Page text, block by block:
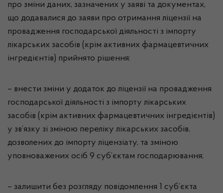
про зміни даних, зазначених у заяві та документах,
що додавалися до заяви про отримання ліцензії на
провадження господарської діяльності з імпорту
лікарських засобів (крім активних фармацевтичних
інгредієнтів) прийнято рішення:
– внести зміни у додаток до ліцензії на провадження
господарської діяльності з імпорту лікарських
засобів (крім активних фармацевтичних інгредієнтів)
у зв’язку зі зміною переліку лікарських засобів,
дозволених до імпорту ліцензіату, та зміною
уповноважених осіб 9 суб’єктам господарювання;
– залишити без розгляду повідомлення 1 суб’єкта